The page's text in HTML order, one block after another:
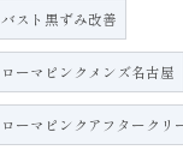
バスト黒ずみ改善
ローマピンクメンズ名古屋
ローマピンクアフタークリ